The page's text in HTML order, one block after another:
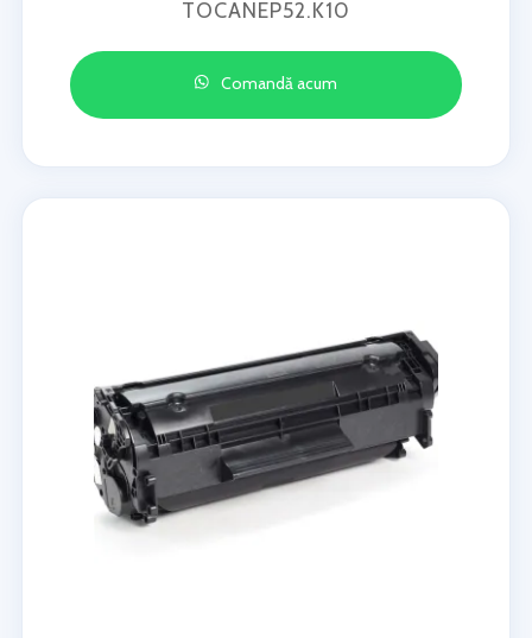
TOCANEP52.K10
Comandă acum